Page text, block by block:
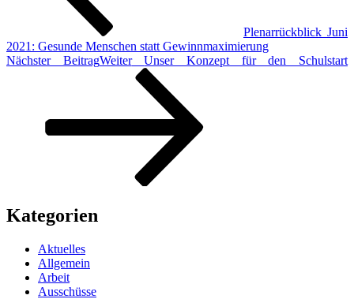
Plenarrückblick Juni
2021: Gesunde Menschen statt Gewinnmaximierung
Nächster BeitragWeiter Unser Konzept für den Schulstart
Kategorien
Aktuelles
Allgemein
Arbeit
Ausschüsse